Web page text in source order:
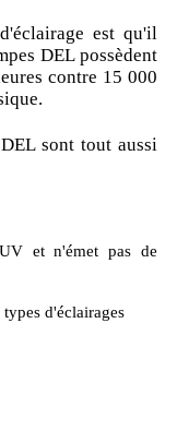
est qu'il
DEL possèdent
contre 15 000
sont tout aussi
et n'émet pas de
d'éclairages